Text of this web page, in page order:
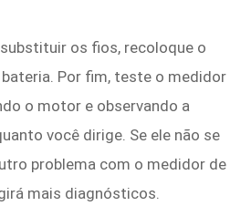
os fios, recoloque o
Por fim, teste o medidor
o motor e observando a
você dirige. Se ele não se
problema com o medidor de
mais diagnósticos.